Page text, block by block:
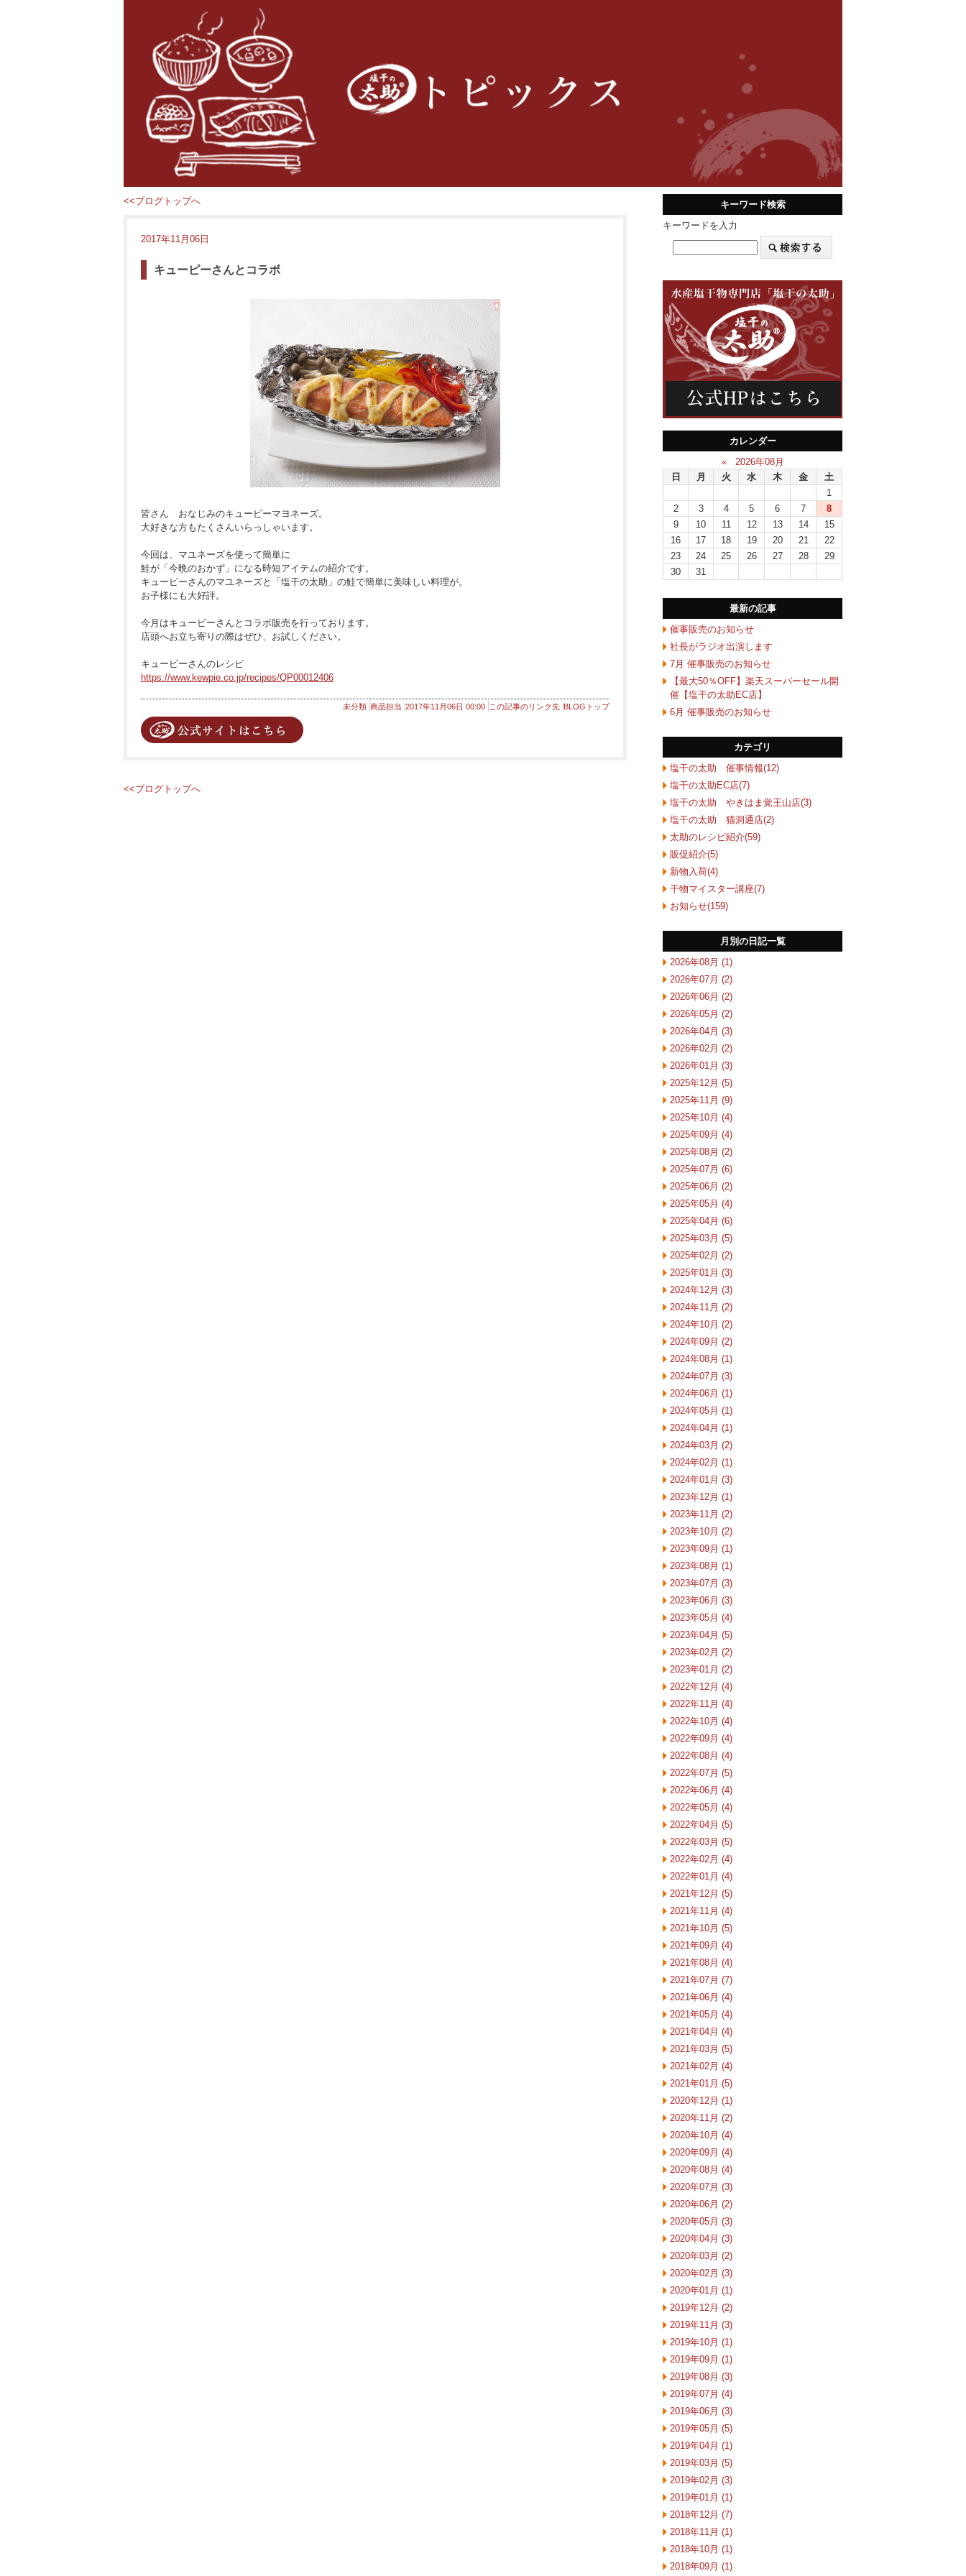
<<ブログトップへ
2017年11月06日
キューピーさんとコラボ
皆さん おなじみのキューピーマヨネーズ。
大好きな方もたくさんいらっしゃいます。
今回は、マユネーズを使って簡単に
鮭が「今晩のおかず」になる時短アイテムの紹介です。
キューピーさんのマユネーズと「塩干の太助」の鮭で簡単に美味しい料理が。
お子様にも大好評。
今月はキューピーさんとコラボ販売を行っております。
店頭へお立ち寄りの際はぜひ、お試しください。
キューピーさんのレシピ
https://www.kewpie.co.jp/recipes/QP00012406
未分類 商品担当 2017年11月06日 00:00 この記事のリンク先 BLOGトップ
<<ブログトップへ
キーワード検索
キーワードを入力
カレンダー
«
2026年08月
日
月 火 水 木 金
土
1
2
3 4 5 6 7
8
9
10 11 12 13 14
15
16
17 18 19 20 21
22
23
24 25 26 27 28
29
30
31
最新の記事
催事販売のお知らせ
社長がラジオ出演します
7月 催事販売のお知らせ
【最大50％OFF】楽天スーパーセール開
催【塩干の太助EC店】
6月 催事販売のお知らせ
カテゴリ
塩干の太助 催事情報(12)
塩干の太助EC店(7)
塩干の太助 やきはま覚王山店(3)
塩干の太助 猫洞通店(2)
太助のレシピ紹介(59)
販促紹介(5)
新物入荷(4)
干物マイスター講座(7)
お知らせ(159)
月別の日記一覧
2026年08月 (1)
2026年07月 (2)
2026年06月 (2)
2026年05月 (2)
2026年04月 (3)
2026年02月 (2)
2026年01月 (3)
2025年12月 (5)
2025年11月 (9)
2025年10月 (4)
2025年09月 (4)
2025年08月 (2)
2025年07月 (6)
2025年06月 (2)
2025年05月 (4)
2025年04月 (6)
2025年03月 (5)
2025年02月 (2)
2025年01月 (3)
2024年12月 (3)
2024年11月 (2)
2024年10月 (2)
2024年09月 (2)
2024年08月 (1)
2024年07月 (3)
2024年06月 (1)
2024年05月 (1)
2024年04月 (1)
2024年03月 (2)
2024年02月 (1)
2024年01月 (3)
2023年12月 (1)
2023年11月 (2)
2023年10月 (2)
2023年09月 (1)
2023年08月 (1)
2023年07月 (3)
2023年06月 (3)
2023年05月 (4)
2023年04月 (5)
2023年02月 (2)
2023年01月 (2)
2022年12月 (4)
2022年11月 (4)
2022年10月 (4)
2022年09月 (4)
2022年08月 (4)
2022年07月 (5)
2022年06月 (4)
2022年05月 (4)
2022年04月 (5)
2022年03月 (5)
2022年02月 (4)
2022年01月 (4)
2021年12月 (5)
2021年11月 (4)
2021年10月 (5)
2021年09月 (4)
2021年08月 (4)
2021年07月 (7)
2021年06月 (4)
2021年05月 (4)
2021年04月 (4)
2021年03月 (5)
2021年02月 (4)
2021年01月 (5)
2020年12月 (1)
2020年11月 (2)
2020年10月 (4)
2020年09月 (4)
2020年08月 (4)
2020年07月 (3)
2020年06月 (2)
2020年05月 (3)
2020年04月 (3)
2020年03月 (2)
2020年02月 (3)
2020年01月 (1)
2019年12月 (2)
2019年11月 (3)
2019年10月 (1)
2019年09月 (1)
2019年08月 (3)
2019年07月 (4)
2019年06月 (3)
2019年05月 (5)
2019年04月 (1)
2019年03月 (5)
2019年02月 (3)
2019年01月 (1)
2018年12月 (7)
2018年11月 (1)
2018年10月 (1)
2018年09月 (1)